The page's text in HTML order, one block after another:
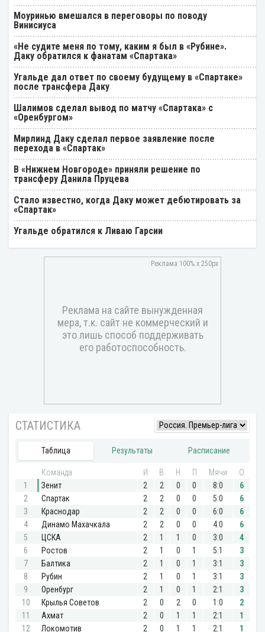
Моуринью вмешался в переговоры по поводу
Винисиуса
«Не судите меня по тому, каким я был в «Рубине».
Даку обратился к фанатам «Спартака»
Угальде дал ответ по своему будущему в «Спартаке»
после трансфера Даку
Шалимов сделал вывод по матчу «Спартака» с
«Оренбургом»
Мирлинд Даку сделал первое заявление после
перехода в «Спартак»
В «Нижнем Новгороде» приняли решение по
трансферу Данила Пруцева
Стало известно, когда Даку может дебютировать за
«Спартак»
Угальде обратился к Ливаю Гарсии